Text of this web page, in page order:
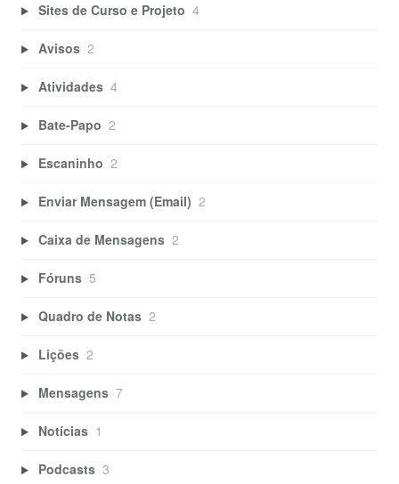
Sites de Curso e Projeto 4
Avisos 2
Atividades 4
Bate-Papo 2
Escaninho 2
Enviar Mensagem (Email) 2
Caixa de Mensagens 2
Fóruns 5
Quadro de Notas 2
Lições 2
Mensagens 7
Notícias 1
Podcasts 3